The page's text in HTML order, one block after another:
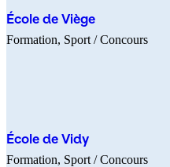
École de Viège
Formation Sport / Concours
École de Vidy
Formation Sport / Concours